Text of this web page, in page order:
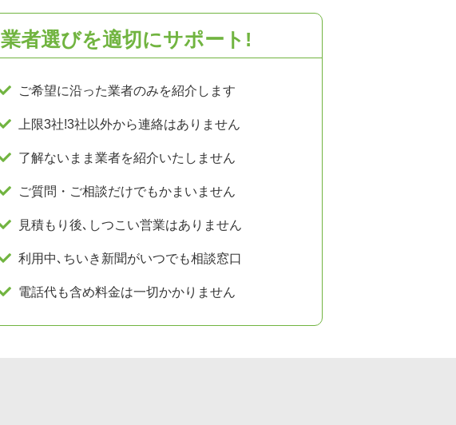
業者選びを適切にサポート!
ご希望に沿った業者のみを紹介 します
上限3社!3社以外から連絡はありません
了解ないまま業者を紹介いた しません
ご質問・ご相談だけでもかまいません
見積もり後､ しつこい営業はありません
利用中､ ちいき新聞がいつでも相談窓口
電話代も含め料金は一切かかりません